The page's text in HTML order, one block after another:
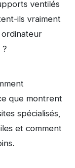
ventilés
ils vraiment
ordinateur
que montrent
spécialisés,
et comment